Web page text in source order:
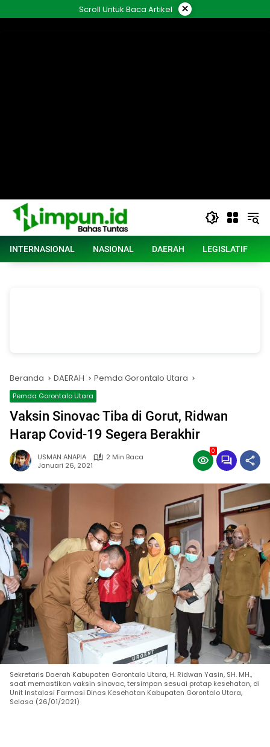
ke
Scroll Untuk Baca Artikel ×
INTERNASIONAL NASIONAL DAERAH LEGISLATIF
Beranda DAERAH Pemda Gorontalo Utara
Pemda Gorontalo Utara
Vaksin Sinovac Tiba di Gorut, Ridwan
Harap Covid-19 Segera Berakhir
USMAN ANAPIA
2 Min Baca
Januari 26, 2021
0
Sekretaris Daerah Kabupaten Gorontalo Utara, H. Ridwan Yasin, SH. MH.,
saat memastikan vaksin sinovac, tersimpan sesuai protap kesehatan, di
Unit Instalasi Farmasi Dinas Kesehatan Kabupaten Gorontalo Utara,
Selasa (26/01/2021)